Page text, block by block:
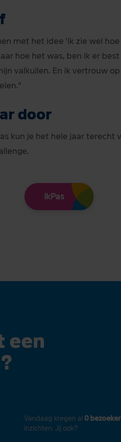
met het idee ‘ik zie wel
hoe het was, ben ik er
valkuilen. En ik vertrouw
door
kun je het hele jaar terecht
IkPas
een
Vandaag kregen al 0
inzichten. Jij ook?